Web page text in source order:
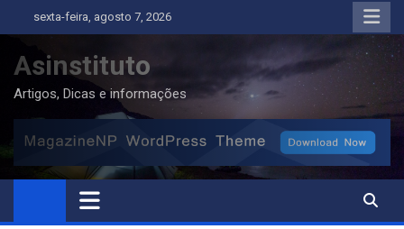
to
content
sexta-feira, agosto 7, 2026
Asinstituto
Artigos, Dicas e informações